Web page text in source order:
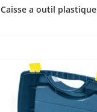
Caisse a outil plastique